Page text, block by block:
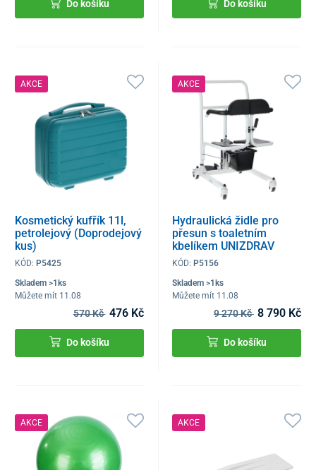
Do košíku Do košíku
AKCE
Kosmetický kufřík 11l,
petrolejový (Doprodejový
kus)
KÓD: P5425
Skladem >1ks
Můžete mít 11.08
570 Kč 476 Kč
Do košíku
AKCE
Hydraulická židle pro
přesun s toaletním
kbelíkem UNIZDRAV
(Výstavní kus)
KÓD:P5156
Skladem >1ks
Můžete mít 11.08
9 270 Kč 8 790 Kč
Do košíku
AKCE AKCE